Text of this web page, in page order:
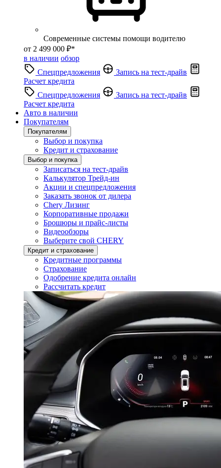
Современные системы помощи водителю
от 2 499 000 ₽*
в наличии обзор
Спецпредложения
Запись на тест-драйв
Расчет кредита
Спецпредложения
Запись на тест-драйв
Расчет кредита
Авто в наличии
Покупателям
Покупателям
Выбор и покупка
Кредит и страхование
Выбор и покупка
Записаться на тест-драйв
Калькулятор Трейд-ин
Акции и спецпредложения
Заказать звонок от дилера
Chery Лизинг
Корпоративные продажи
Брошюры и прайс-листы
Видеообзоры
Выберите свой CHERY
Кредит и страхование
Кредитные программы
Страхование
Одобрение кредита онлайн
Рассчитать кредит